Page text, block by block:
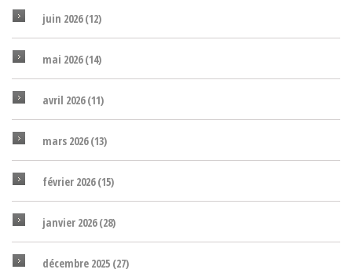
juin 2026(12)
mai 2026(14)
avril 2026(11)
mars 2026(13)
février 2026(15)
janvier 2026(28)
décembre 2025 (27)